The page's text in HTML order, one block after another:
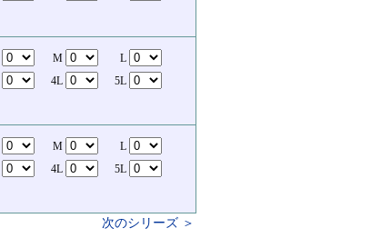
M
L
4L
5L
M
L
4L
5L
次のシリーズ ＞